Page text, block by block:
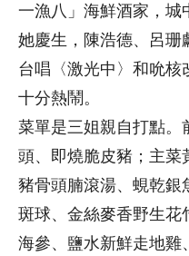
一漁八」海鮮酒家，城
她慶生，陳浩德、呂珊
台唱〈激光中〉和吮
十分熱鬧。
菜單是三姐親自打點。
頭、即燒脆皮豬；主菜
豬骨頭腩滾湯、蜆乾銀
斑球、金絲麥香野生花
海參、鹽水新鮮走地雞